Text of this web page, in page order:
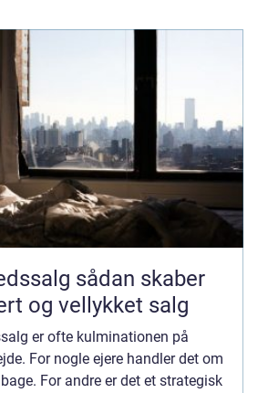
skaber
og vellykket salg
er ofte kulminationen på
For nogle ejere handler det om
For andre er det et strategisk